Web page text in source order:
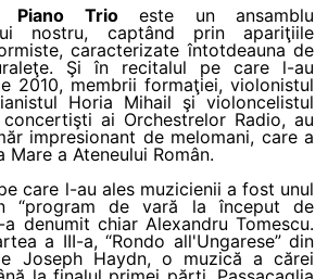
Piano Trioeste un ansamblu
nostru, captând prin apariţiile
caracterizate întotdeauna de
Şi în recitalul pe care l-au
2010, membrii formaţiei, violonistul
Horia Mihail şi violoncelistul
ai Orchestrelor Radio, au
impresionant de melomani, care a
a Ateneului Român.
care l-au ales muzicienii a fost unul
“program de vară la început de
denumit chiar Alexandru Tomescu.
a III-a, “Rondo all'Ungarese” din
Joseph Haydn, o muzică a cărei